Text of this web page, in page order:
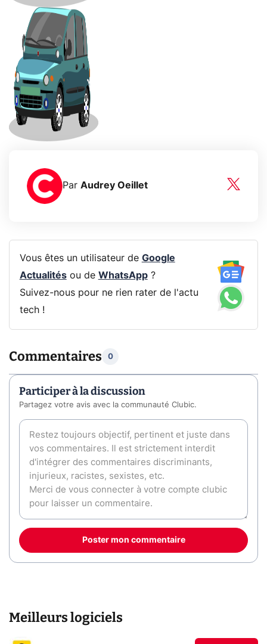
Par Audrey Oeillet
Vous êtes un utilisateur de Google
Actualitésou de WhatsApp?
Suivez-nous pour ne rien rater de l'actu
tech !
Commentaires 0
Participer à la discussion
Partagez votre avis avec la communauté Clubic.
Poster mon commentaire
Meilleurs logiciels